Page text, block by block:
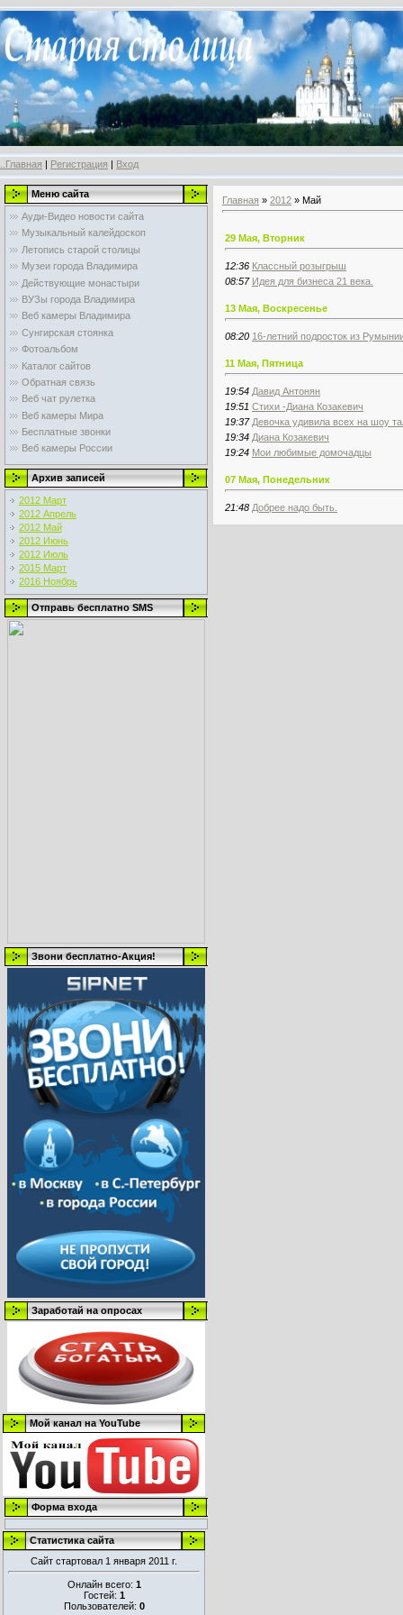
..Главная | Регистрация | Вход
Меню сайта
Ауди-Видео новости сайта
Музыкальный калейдоскоп
Летопись старой столицы
Музеи города Владимира
Действующие монастыри
ВУЗы города Владимира
Веб камеры Владимира
Сунгирская стоянка
Фотоальбом
Каталог сайтов
Обратная связь
Веб чат рулетка
Веб камеры Мира
Бесплатные звонки
Веб камеры России
Архив записей
2012 Март
2012 Апрель
2012 Май
2012 Июнь
2012 Июль
2015 Март
2016 Ноябрь
Отправь бесплатно SMS
Звони бесплатно-Акция!
Заработай на опросах
Мой канал на YouTube
Форма входа
Статистика сайта
Сайт стартовал 1 января 2011 г.
Онлайн всего: 1
Гостей: 1
Пользователей: 0
Главная » 2012 » Май
29 Мая, Вторник
12:36 Классный розыгрыш
08:57 Идея для бизнеса 21 века.
13 Мая, Воскресенье
08:20 16-летний подросток из
11 Мая, Пятница
19:54 Давид Антонян
19:51 Стихи -Диана Козакевич
19:37 Девочка удивила всех на шоу
19:34 Диана Козакевич
19:24 Мои любимые домочадцы
07 Мая, Понедельник
21:48 Добрее надо быть.